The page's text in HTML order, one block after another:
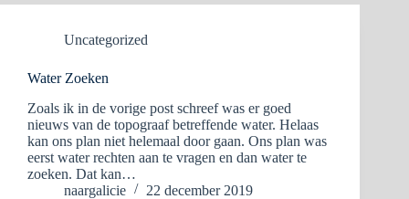
Uncategorized
Water Zoeken
Zoals ik in de vorige post schreef was er goed
nieuws van de topograaf betreffende water. Helaas
kan ons plan niet helemaal door gaan. Ons plan was
eerst water rechten aan te vragen en dan water te
zoeken. Dat kan…
naargalicie
22 december 2019